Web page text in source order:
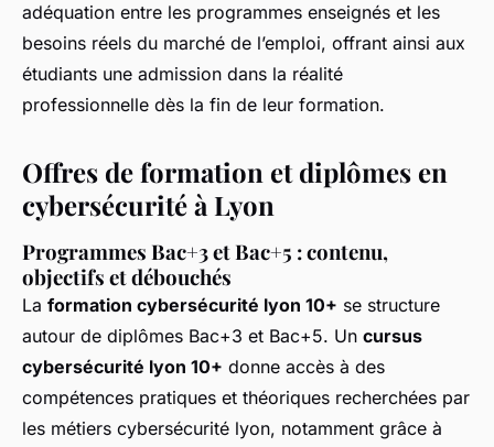
adéquation entre les programmes enseignés et les
besoins réels du marché de l’emploi, offrant ainsi aux
étudiants une admission dans la réalité
professionnelle dès la fin de leur formation.
Offres de formation et diplômes en
cybersécurité à Lyon
Programmes Bac+3 et Bac+5 : contenu,
objectifs et débouchés
La formation cybersécurité lyon 10+ se structure
autour de diplômes Bac+3 et Bac+5. Un cursus
cybersécurité lyon 10+ donne accès à des
compétences pratiques et théoriques recherchées par
les métiers cybersécurité lyon, notamment grâce à